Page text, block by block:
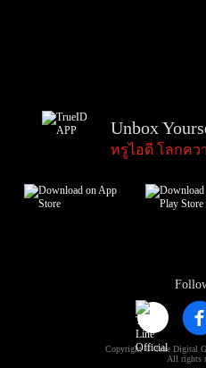
Copyright © True Digital
All rights
Unbox
ทรูไอดี โลกค